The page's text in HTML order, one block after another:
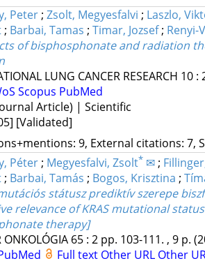
Peter ; Zsolt, Megyesfalvi ; Laszlo,
; Barbai, Tamas ; Timar, Jozsef ; Renyi-
of bisphosphonate and radiation
LUNG CANCER RESEARCH 10:
Scopus PubMed
Article) | Scientific
[Validated]
9, External citations: 7,
Péter ; Megyesfalvi, Zsolt*✉ ;
; Barbai, Tamás ; Bogos, Krisztina ;
státusz prediktív szerepe
relevance of KRAS mutational
therapy]
ONKOLÓGIA 65: 2 pp. 103-111. , 9 p.
Full text Other URL Other